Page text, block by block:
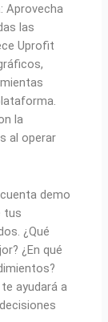
: Aprovecha
las
Uprofit
la
al operar
demo
tus
¿Qué
¿En qué
ayudará a